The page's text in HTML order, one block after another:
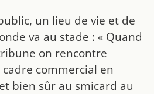
un lieu de vie et de
va au stade : « Quand
on rencontre
commercial en
bien sûr au smicard au